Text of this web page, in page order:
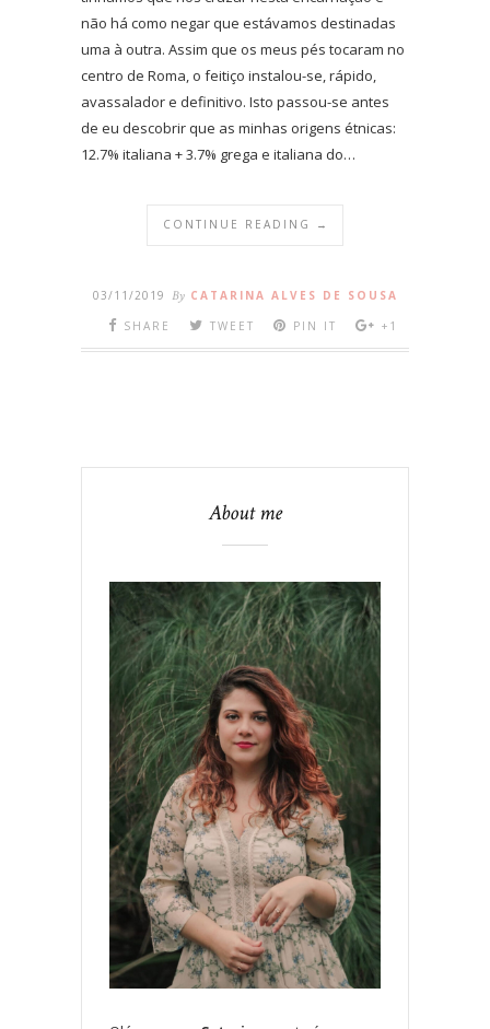
não há como negar que estávamos destinadas
uma à outra. Assim que os meus pés tocaram no
centro de Roma, o feitiço instalou-se, rápido,
avassalador e definitivo. Isto passou-se antes
de eu descobrir que as minhas origens étnicas:
12.7% italiana + 3.7% grega e italiana do…
CONTINUE READING →
03/11/2019 By CATARINA ALVES DE SOUSA
SHARE
TWEET PIN IT +1
About me